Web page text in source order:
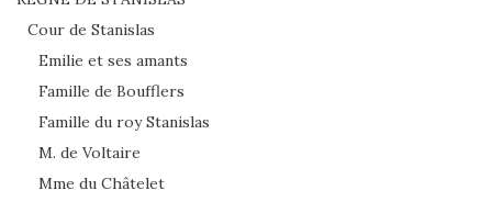
Cour de Stanislas
Emilie et ses amants
Famille de Boufflers
Famille du roy Stanislas
M. de Voltaire
Mme du Châtelet